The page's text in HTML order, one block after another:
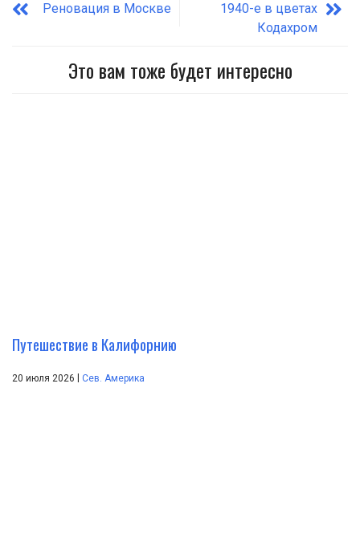
Реновация в Москве
1940-е в цветах
Кодахром
Это вам тоже будет интересно
Путешествие в Калифорнию
20 июля 2026 Сев. Америка